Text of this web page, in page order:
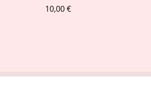
10,00 €